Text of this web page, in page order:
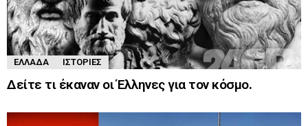
ΕΛΛΆΔΑ ΙΣΤΟΡΊΕΣ
Δείτε τι έκαναν οι Έλληνες για τον κόσμο.